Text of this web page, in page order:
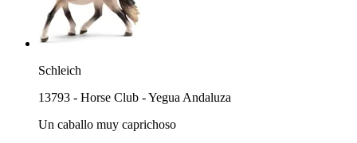
Schleich
13793 - Horse Club - Yegua Andaluza
Un caballo muy caprichoso